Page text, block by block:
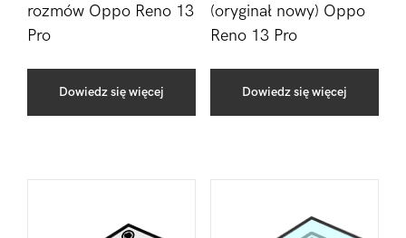
rozmów Oppo Reno 13
Pro
Dowiedz się więcej
(oryginał nowy) Oppo
Reno 13 Pro
Dowiedz się więcej